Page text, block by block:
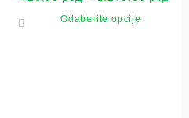
Odaberite opcije